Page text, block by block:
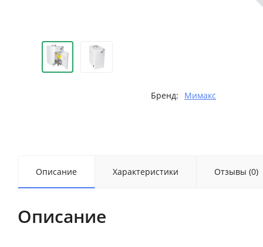
Бренд: Мимакс
Описание Характеристики Отзывы (0)
Описание